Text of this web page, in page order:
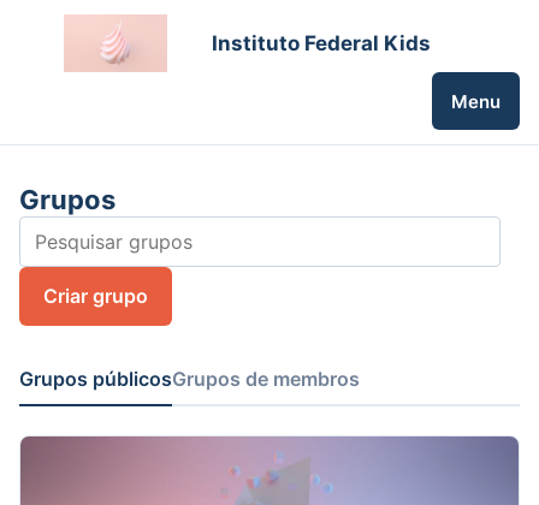
Instituto Federal Kids
Menu
Grupos
Criar grupo
Grupos públicosGrupos de membros